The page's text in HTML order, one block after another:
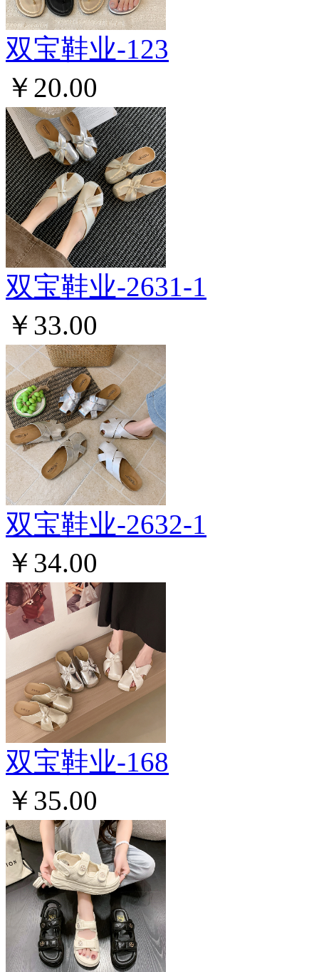
双宝鞋业-123
￥20.00
双宝鞋业-2631-1
￥33.00
双宝鞋业-2632-1
￥34.00
双宝鞋业-168
￥35.00